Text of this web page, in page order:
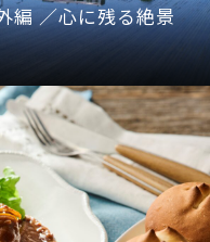
編 ／心に残る絶景